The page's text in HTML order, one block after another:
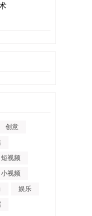
创意
短视频
小视频
娱乐